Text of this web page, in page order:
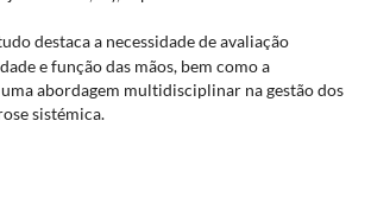
destaca a necessidade de avaliação
e função das mãos, bem como a
abordagem multidisciplinar na gestão dos
sistémica.